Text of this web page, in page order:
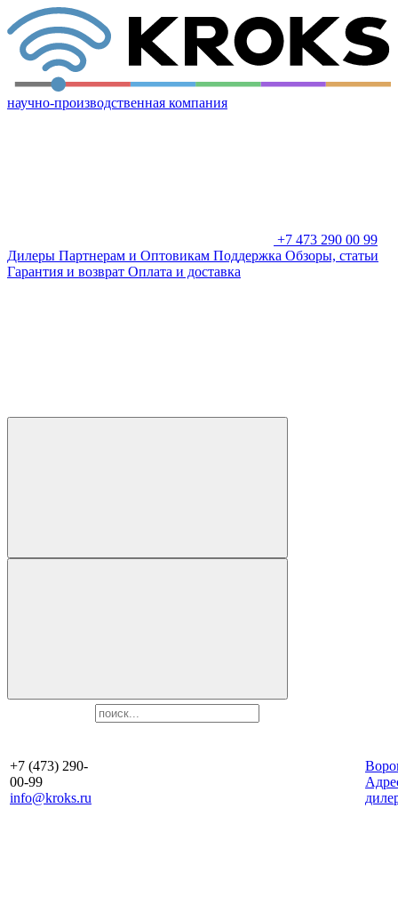
научно-производственная компания
+7 473 290 00 99
Дилеры Партнерам и Оптовикам Поддержка Обзоры, статьи
Гарантия и возврат Оплата и доставка
+7 (473) 290-
00-99
info@kroks.ru